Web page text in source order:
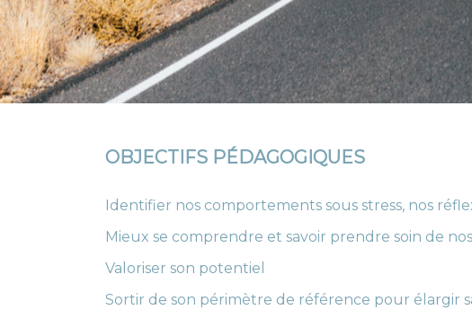
OBJECTIFS PÉDAGOGIQUES
Identifier nos comportements sous stress, nos
Mieux se comprendre et savoir prendre soin de
Valoriser son potentiel
Sortir de son périmètre de référence pour élargir